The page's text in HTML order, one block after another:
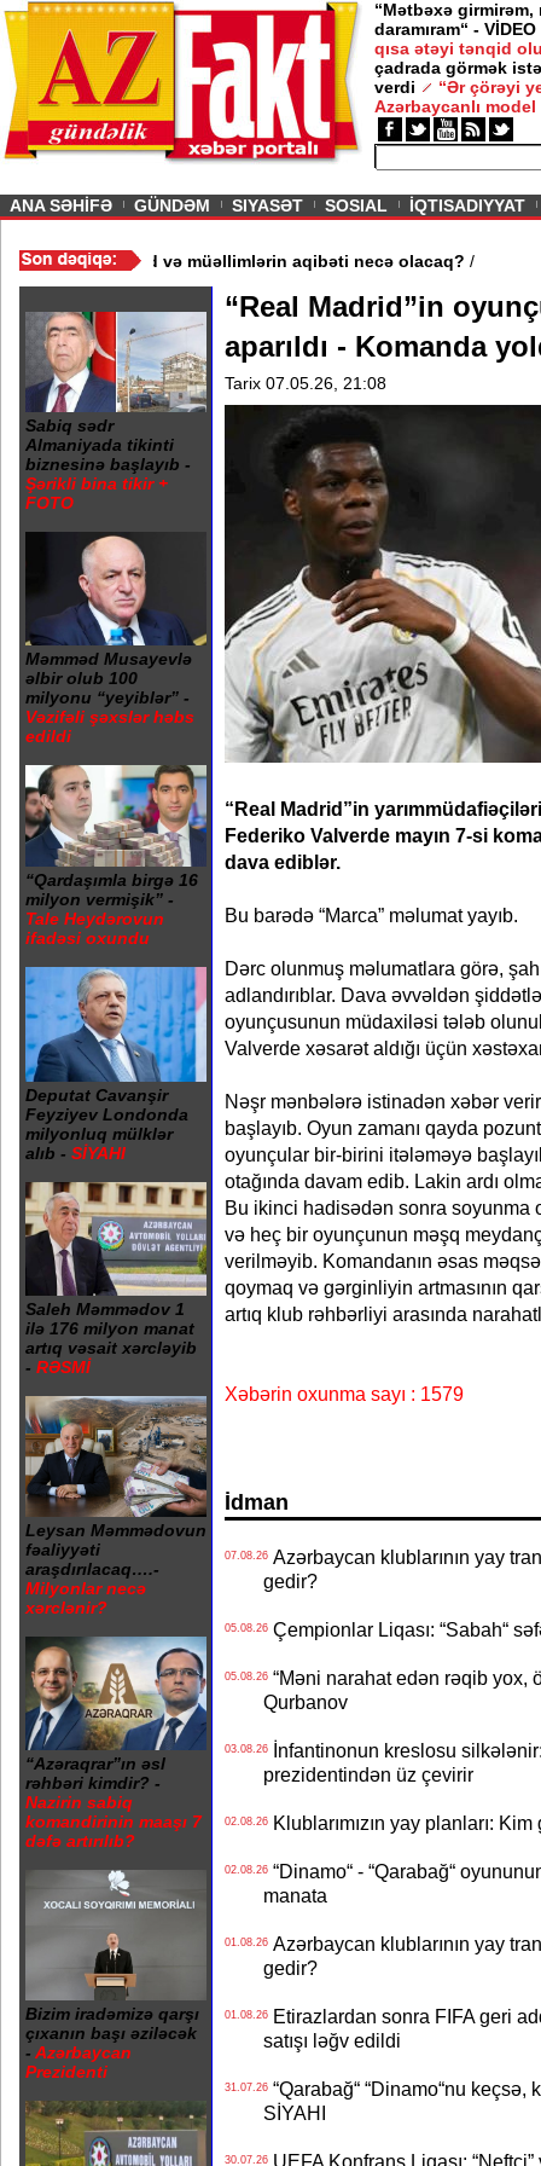
“Mətbəxə girmirəm,
daramıram“ - VİDEO
qısa ətəyi tənqid
çadrada görmək
verdi
“Ər çörəyi
Azərbaycanlı model
ANA SƏHİFƏ GÜNDƏM SIYASƏT SOSIAL İQTISADIYYAT
bağlandı - Şagird və müəllimlərin aqibəti necə olacaq?
Sabiq sədr
Almaniyada tikinti
biznesinə başlayıb -
Şərikli bina tikir +
FOTO
Məmməd Musayevlə
əlbir olub 100
milyonu “yeyiblər” -
Vəzifəli şəxslər həbs
edildi
“Qardaşımla birgə 16
milyon vermişik” -
Tale Heydərovun
ifadəsi oxundu
Deputat Cavanşir
Feyziyev Londonda
milyonluq mülklər
alıb - SİYAHI
Saleh Məmmədov 1
ilə 176 milyon manat
artıq vəsait xərcləyib
- RƏSMİ
Leysan Məmmədovun
fəaliyyəti
araşdırılacaq….-
Milyonlar necə
xərclənir?
“Azəraqrar”ın əsl
rəhbəri kimdir? -
Nazirin sabiq
komandirinin maaşı 7
dəfə artırılıb?
Bizim iradəmizə qarşı
çıxanın başı əziləcək
- Azərbaycan
Prezidenti
“Real Madrid”in
aparıldı - Komanda
Tarix 07.05.26, 21:08
“Real Madrid”in
Federiko Valverde mayın 7-si
dava ediblər.
Bu barədə “Marca” məlumat yayıb.
Dərc olunmuş məlumatlara görə,
adlandırıblar. Dava əvvəldən
oyunçusunun müdaxiləsi tələb
Valverde xəsarət aldığı üçün
Nəşr mənbələrə istinadən xəbər
başlayıb. Oyun zamanı qayda
oyunçular bir-birini itələməyə
otağında davam edib. Lakin ardı
Bu ikinci hadisədən sonra soyunma
və heç bir oyunçunun məşq
verilməyib. Komandanın əsas
qoymaq və gərginliyin artmasının
artıq klub rəhbərliyi arasında
Xəbərin oxunma sayı : 1579
İdman
07.08.26Azərbaycan klublarının yay
gedir?
05.08.26Çempionlar Liqası: “Sabah“
05.08.26“Məni narahat edən rəqib yox,
Qurbanov
03.08.26İnfantinonun kreslosu
prezidentindən üz çevirir
02.08.26Klublarımızın yay planları:
02.08.26“Dinamo“ - “Qarabağ“
manata
01.08.26Azərbaycan klublarının yay
gedir?
01.08.26Etirazlardan sonra FIFA geri
satışı ləğv edildi
31.07.26“Qarabağ“ “Dinamo“nu keçsə,
SİYAHI
30.07.26UEFA Konfrans Liqası: “Neftçi”